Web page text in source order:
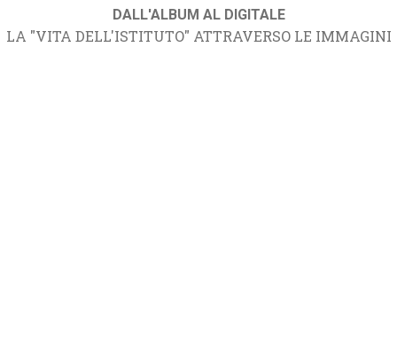
DALL'ALBUM AL DIGITALE
LA "VITA DELL'ISTITUTO" ATTRAVERSO LE IMMAGINI